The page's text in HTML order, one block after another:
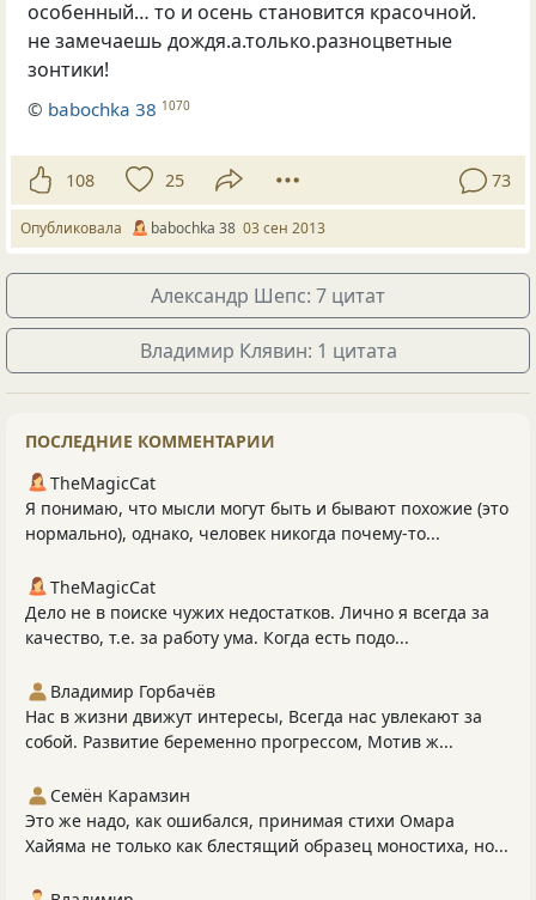
особенный… то и осень становится красочной.
не замечаешь дождя.а.только.разноцветные
зонтики!
© babochka 38 1070
108 25 73
Опубликовала babochka 38 03 сен 2013
Александр Шепс: 7 цитат
Владимир Клявин: 1 цитата
ПОСЛЕДНИЕ КОММЕНТАРИИ
TheMagicCat
Я понимаю, что мысли могут быть и бывают похожие (это
нормально), однако, человек никогда почему-то...
TheMagicCat
Дело не в поиске чужих недостатков. Лично я всегда за
качество, т.е. за работу ума. Когда есть подо...
Владимир Горбачёв
Нас в жизни движут интересы, Всегда нас увлекают за
собой. Развитие беременно прогрессом, Мотив ж...
Семён Карамзин
Это же надо, как ошибался, принимая стихи Омара
Хайяма не только как блестящий образец моностиха, но...